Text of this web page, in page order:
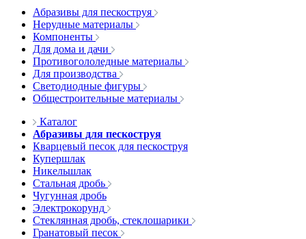
Абразивы для пескоструя
Нерудные материалы
Компоненты
Для дома и дачи
Противогололедные материалы
Для производства
Светодиодные фигуры
Общестроительные материалы
Каталог
Абразивы для пескоструя
Кварцевый песок для пескоструя
Купершлак
Никельшлак
Стальная дробь
Чугунная дробь
Электрокорунд
Стеклянная дробь, стеклошарики
Гранатовый песок